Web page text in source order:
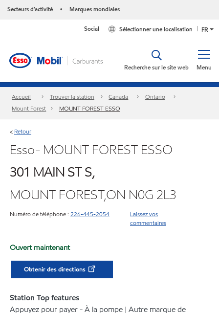
Secteurs d’activité • Marques mondiales
FR
Sélectionner une localisation
Social
Menu
Recherche sur le site web
Accueil Trouver la station Canada
Ontario
Mount Forest
MOUNT FOREST ESSO
< Retour
Esso- MOUNT FOREST ESSO
301 MAIN ST S,
MOUNT FOREST,ON N0G 2L3
Numéro de téléphone : 226-445-2054
Laissez vos
commentaires
Ouvert maintenant
Obtenir des directions
Station Top features
Appuyez pour payer - À la pompe | Autre marque de